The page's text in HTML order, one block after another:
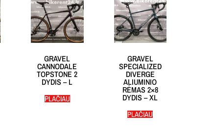
GRAVEL
CANNODALE
TOPSTONE 2
DYDIS – L
PLAČIAU
GRAVEL
SPECIALIZED
DIVERGE
ALIUMINIO
RĖMAS 2×8
DYDIS – XL
PLAČIAU